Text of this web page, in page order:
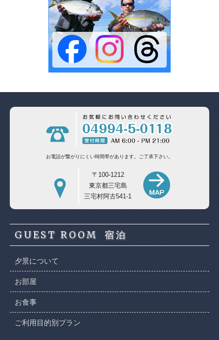
お電話が繋がりにくい時間帯があります。 ご了承下さい。
〒100-1212
東京都三宅島
三宅村阿古541-1
GUEST ROOM 宿泊
夕景について
お部屋
お食事
ご利用目的別プラン